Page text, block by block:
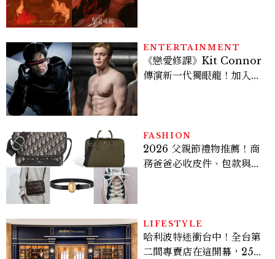
ENTERTAINMENT
《戀愛修課》Kit Connor
傳演新一代獨眼龍！加入新
FASHION
2026 父親節禮物推薦！商
務爸爸必收皮件、包款與鞋
LIFESTYLE
哈利波特迷衝台中！全台第
二間專賣店在這開幕，25週